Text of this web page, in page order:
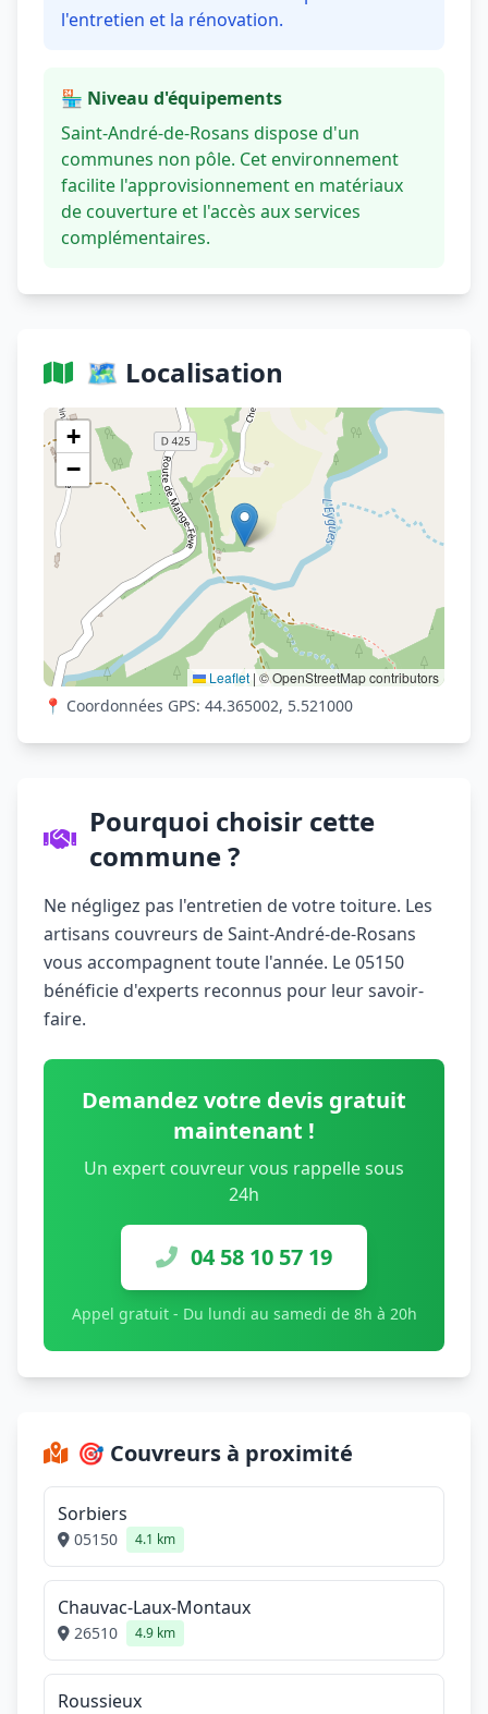
l'entretien et la rénovation.
🏪 Niveau d'équipements
Saint-André-de-Rosans dispose d'un
communes non pôle. Cet environnement
facilite l'approvisionnement en matériaux
de couverture et l'accès aux services
complémentaires.
🗺️ Localisation
+
−
Leaflet | © OpenStreetMap contributors
Voir sur OpenStreetMap
📍 Coordonnées GPS: 44.365002, 5.521000
Pourquoi choisir cette
commune ?
Ne négligez pas l'entretien de votre toiture. Les
artisans couvreurs de Saint-André-de-Rosans
vous accompagnent toute l'année. Le 05150
bénéficie d'experts reconnus pour leur savoir-
faire.
Demandez votre devis gratuit
maintenant !
Un expert couvreur vous rappelle sous
24h
04 58 10 57 19
Appel gratuit - Du lundi au samedi de 8h à 20h
🎯 Couvreurs à proximité
Sorbiers
05150 4.1 km
Chauvac-Laux-Montaux
26510 4.9 km
Roussieux